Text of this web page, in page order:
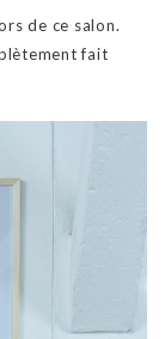
de ce salon.
fait